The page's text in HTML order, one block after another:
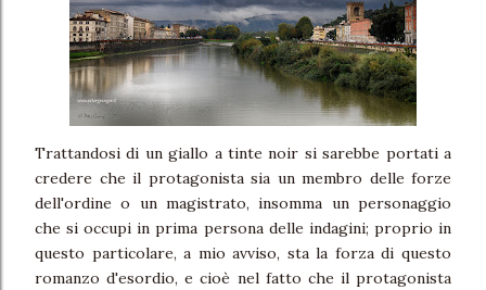
Trattandosi di un giallo a tinte noir si sarebbe portati a
credere che il protagonista sia un membro delle forze
dell'ordine o un magistrato, insomma un personaggio
che si occupi in prima persona delle indagini; proprio in
questo particolare, a mio avviso, sta la forza di questo
romanzo d'esordio, e cioè nel fatto che il protagonista